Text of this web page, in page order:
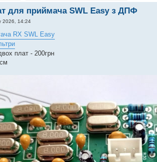
для приймача SWL Easy з ДПФ
2026, 14:24
RX SWL Easy
плат - 200грн